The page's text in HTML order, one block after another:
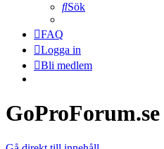
Sök
FAQ
Logga in
Bli medlem
GoProForum.se